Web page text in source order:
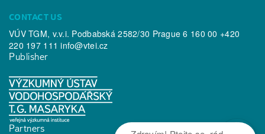
CONTACT US
VÚV TGM, v.v.i. Podbabská 2582/30 Prague 6 160 00 +420
220 197 111info@vtei.cz
Publisher
Partners